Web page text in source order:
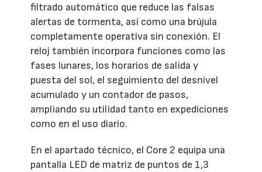
filtrado automático que reduce las falsas
alertas de tormenta, así como una brújula
completamente operativa sin conexión. El
reloj también incorpora funciones como las
fases lunares, los horarios de salida y
puesta del sol, el seguimiento del desnivel
acumulado y un contador de pasos,
ampliando su utilidad tanto en expediciones
como en el uso diario.
En el apartado técnico, el Core 2 equipa una
pantalla LED de matriz de puntos de 1,3